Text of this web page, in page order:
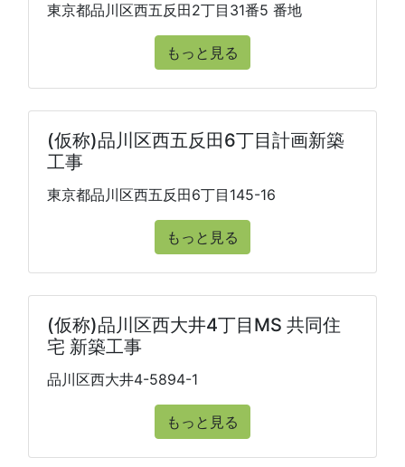
東京都品川区西五反田2丁目31番5 番地
もっと見る
(仮称)品川区西五反田6丁目計画新築
工事
東京都品川区西五反田6丁目145-16
もっと見る
(仮称)品川区西大井4丁目MS 共同住
宅 新築工事
品川区西大井4-5894-1
もっと見る